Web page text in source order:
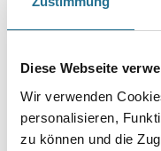
Diese Webseite
Wir verwenden
personalisieren,
zu können und die